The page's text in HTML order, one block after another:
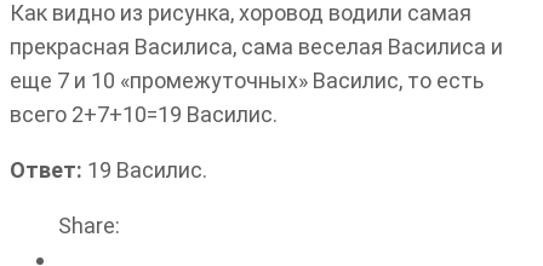
Как видно из рисунка, хоровод водили самая
прекрасная Василиса, сама веселая Василиса и
еще 7 и 10 «промежуточных» Василис, то есть
всего 2+7+10=19 Василис.
Ответ: 19 Василис.
Share: